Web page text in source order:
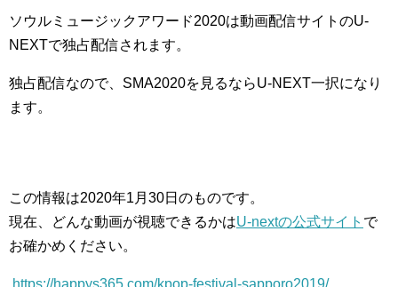
ソウルミュージックアワード2020は動画配信サイトのU-
NEXTで独占配信されます。
独占配信なので、SMA2020を見るならU-NEXT一択になり
ます。
この情報は2020年1月30日のものです。
現在、どんな動画が視聴できるかはU-nextの公式サイト で
お確かめください。